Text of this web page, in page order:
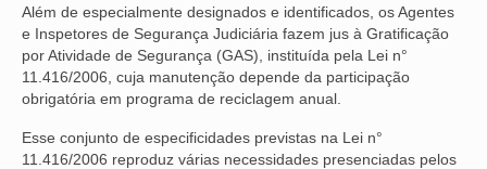
Além de especialmente designados e identificados, os Agentes
e Inspetores de Segurança Judiciária fazem jus à Gratificação
por Atividade de Segurança (GAS), instituída pela Lei n°
11.416/2006, cuja manutenção depende da participação
obrigatória em programa de reciclagem anual.
Esse conjunto de especificidades previstas na Lei n°
11.416/2006 reproduz várias necessidades presenciadas pelos